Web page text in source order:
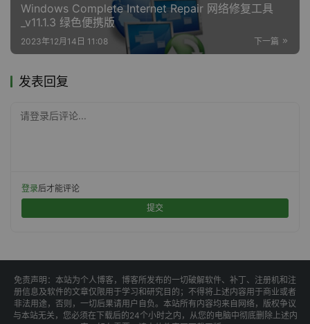
Windows Complete Internet Repair 网络修复工具
_v11.1.3 绿色便携版
下一篇
2023年12月14日 11:08
发表回复
请登录后评论...
登录后才能评论
提交
免责声明：本站为个人博客，博客所发布的一切破解软件、补丁、注册机和注
册信息及软件的文章仅限用于学习和研究目的；不得将上述内容用于商业或者
非法用途，否则，一切后果请用户自负。本站所有内容均来自网络，版权争议
与本站无关，您必须在下载后的24个小时之内，从您的电脑中彻底删除上述内